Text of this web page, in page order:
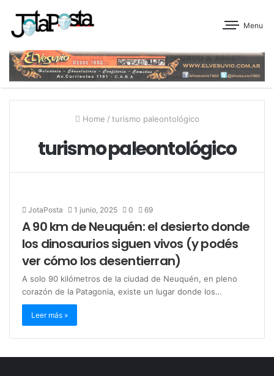
Menu
Home / turismo paleontológico
turismo paleontológico
JotaPosta 1 junio, 2025 0 69
A 90 km de Neuquén: el desierto donde
los dinosaurios siguen vivos (y podés
ver cómo los desentierran)
A solo 90 kilómetros de la ciudad de Neuquén, en pleno
corazón de la Patagonia, existe un lugar donde los…
Leer más »